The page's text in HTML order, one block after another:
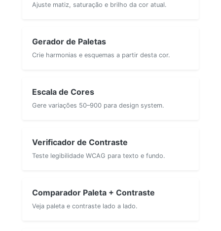
Ajuste matiz, saturação e brilho da cor atual.
Gerador de Paletas
Crie harmonias e esquemas a partir desta cor.
Escala de Cores
Gere variações 50–900 para design system.
Verificador de Contraste
Teste legibilidade WCAG para texto e fundo.
Comparador Paleta + Contraste
Veja paleta e contraste lado a lado.